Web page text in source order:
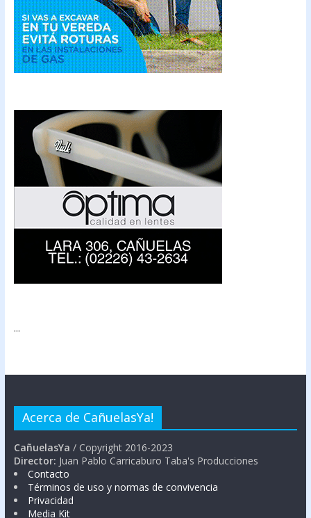
...
Acerca de CañuelasYa!
CañuelasYa / Copyright 2016-2023
Director: Juan Pablo Carricaburo Taba's Producciones
Contacto
Términos de uso y normas de convivencia
Privacidad
Media Kit